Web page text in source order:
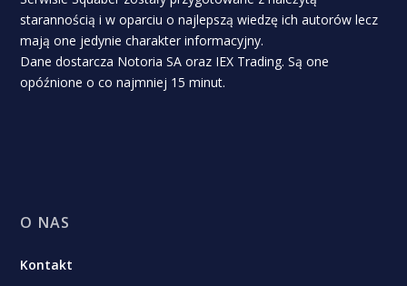
starannością i w oparciu o najlepszą wiedzę ich autorów lecz
mają one jedynie charakter informacyjny.
Dane dostarcza Notoria SA oraz IEX Trading. Są one
opóźnione o co najmniej 15 minut.
O NAS
Kontakt